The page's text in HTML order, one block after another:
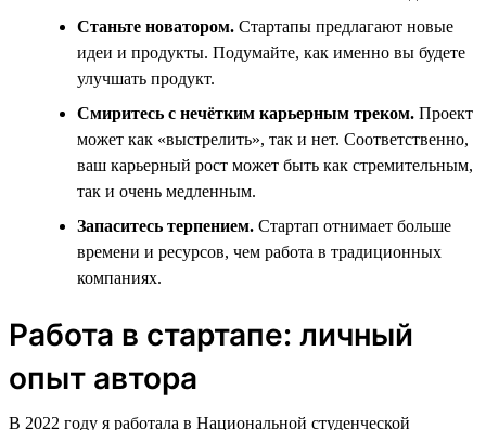
Станьте новатором. Стартапы предлагают новые
идеи и продукты. Подумайте, как именно вы будете
улучшать продукт.
Смиритесь с нечётким карьерным треком. Проект
может как «выстрелить», так и нет. Соответственно,
ваш карьерный рост может быть как стремительным,
так и очень медленным.
Запаситесь терпением. Стартап отнимает больше
времени и ресурсов, чем работа в традиционных
компаниях.
Работа в стартапе: личный
опыт автора
В 2022 году я работала в Национальной студенческой